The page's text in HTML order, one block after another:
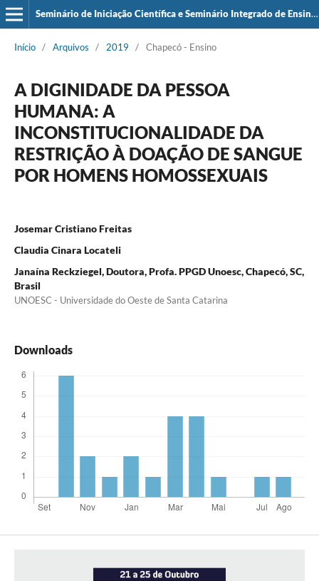
Seminário de Iniciação Científica e Seminário Integrado de Ensino, Pesquisa e Extensão (SIEPE)
Início / Arquivos / 2019 / Chapecó - Ensino
A DIGINIDADE DA PESSOA
HUMANA: A
INCONSTITUCIONALIDADE DA
RESTRIÇÃO À DOAÇÃO DE SANGUE
POR HOMENS HOMOSSEXUAIS
Josemar Cristiano Freitas
Claudia Cinara Locateli
Janaína Reckziegel, Doutora, Profa. PPGD Unoesc, Chapecó, SC,
Brasil
UNOESC - Universidade do Oeste de Santa Catarina
Downloads